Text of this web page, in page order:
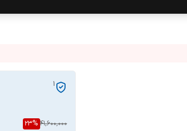
1
41,600,000
23%